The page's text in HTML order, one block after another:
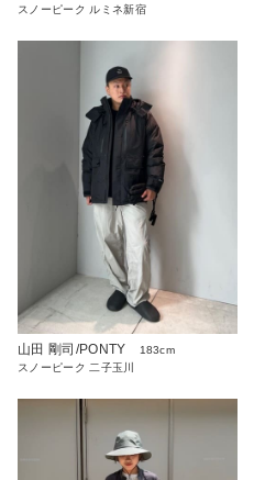
スノーピーク ルミネ新宿
山田 剛司/PONTY
183cm
スノーピーク 二子玉川